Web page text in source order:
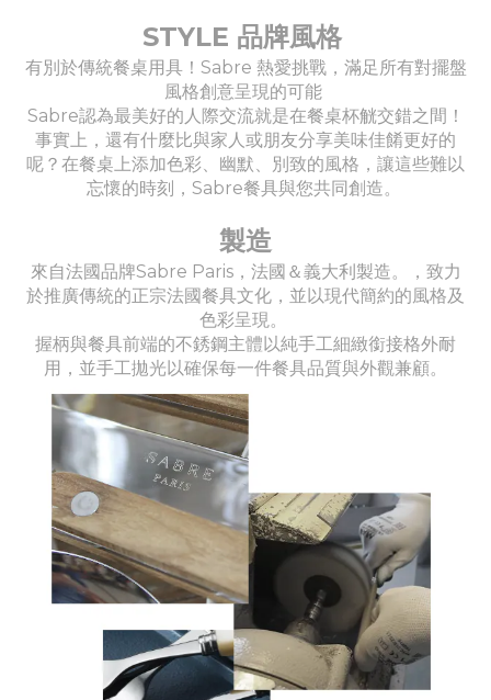
STYLE 品牌風格
有別於傳統餐桌用具！Sabre 熱愛挑戰，滿足所有對擺盤
風格創意呈現的可能
Sabre認為最美好的人際交流就是在餐桌杯觥交錯之間！
事實上，還有什麼比與家人或朋友分享美味佳餚更好的
呢？在餐桌上添加色彩、幽默、別致的風格，讓這些難以
忘懷的時刻，Sabre餐具與您共同創造。
製造
來自法國品牌Sabre Paris，法國＆義大利製造。，致力
於推廣傳統的正宗法國餐具文化，並以現代簡約的風格及
色彩呈現。
握柄與餐具前端的不銹鋼主體以純手工細緻銜接格外耐
用，並手工拋光以確保每一件餐具品質與外觀兼顧。